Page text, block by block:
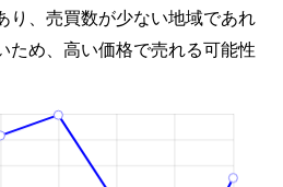
り、売買数が少ない地域であれ
ため、高い価格で売れる可能性